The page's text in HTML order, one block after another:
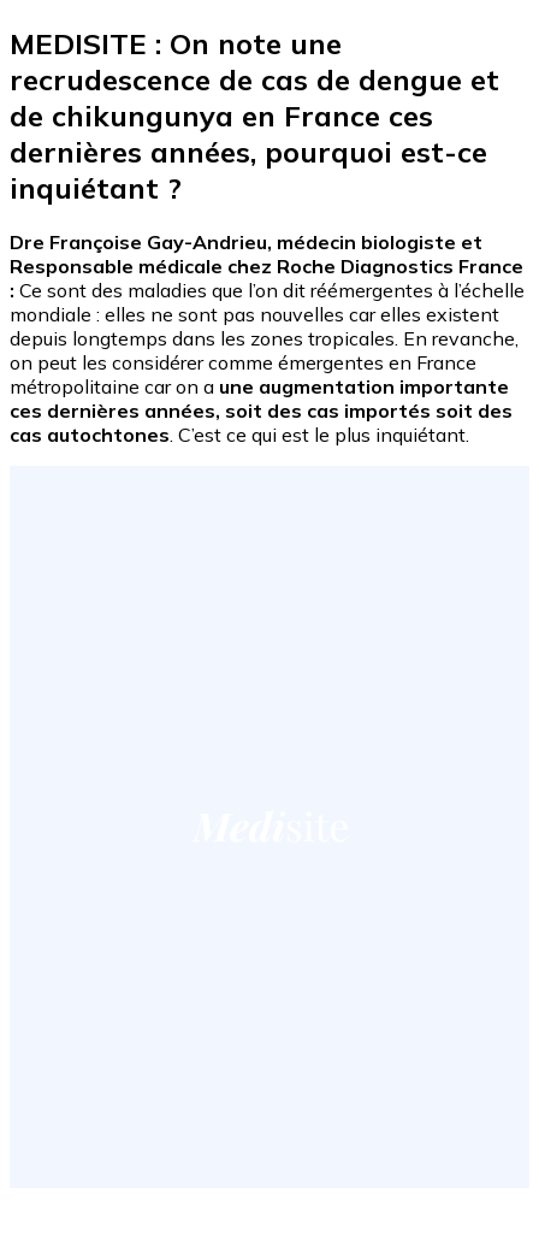
MEDISITE : On note une
recrudescence de cas de dengue et
de chikungunya en France ces
dernières années, pourquoi est-ce
inquiétant ?
Dre Françoise Gay-Andrieu, médecin biologiste et
Responsable médicale chez Roche Diagnostics France
: Ce sont des maladies que l’on dit réémergentes à l’échelle
mondiale : elles ne sont pas nouvelles car elles existent
depuis longtemps dans les zones tropicales. En revanche,
on peut les considérer comme émergentes en France
métropolitaine car on a une augmentation importante
ces dernières années, soit des cas importés soit des
cas autochtones. C’est ce qui est le plus inquiétant.